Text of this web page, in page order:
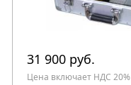
31 900 руб.
Цена включает НДС 20%